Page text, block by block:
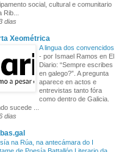
social, cultural e comunitario
Rib...
dias
Xeométrica
A lingua dos convencidos
- por Ismael Ramos en El
Diario: “Sempre escribes
en galego?”. A pregunta
aparece en actos e
entrevistas tanto fóra
como dentro de Galicia.
sucede ...
dias
na Rúa, na antecámara do I